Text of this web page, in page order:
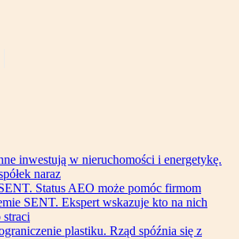
inwestują w nieruchomości i energetykę.
naraz
Status AEO może pomóc firmom
SENT. Ekspert wskazuje kto na nich
straci
plastiku. Rząd spóźnia się z